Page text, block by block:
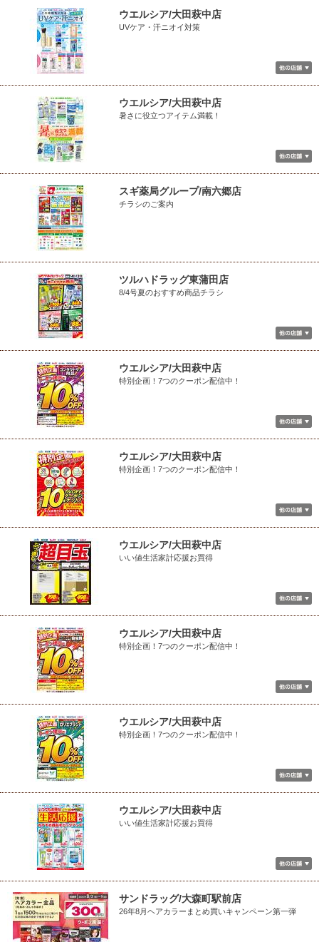
ウエルシア/大田萩中店
UVケア・汗ニオイ対策
ウエルシア/大田萩中店
暑さに役立つアイテム満載！
スギ薬局グループ/南六郷店
チラシのご案内
ツルハドラッグ東蒲田店
8/4号夏のおすすめ商品チラシ
ウエルシア/大田萩中店
特別企画！7つのクーポン配信中！
ウエルシア/大田萩中店
特別企画！7つのクーポン配信中！
ウエルシア/大田萩中店
いい値生活家計応援お買得
ウエルシア/大田萩中店
特別企画！7つのクーポン配信中！
ウエルシア/大田萩中店
特別企画！7つのクーポン配信中！
ウエルシア/大田萩中店
いい値生活家計応援お買得
サンドラッグ/大森町駅前店
26年8月ヘアカラーまとめ買いキャンペーン第一弾